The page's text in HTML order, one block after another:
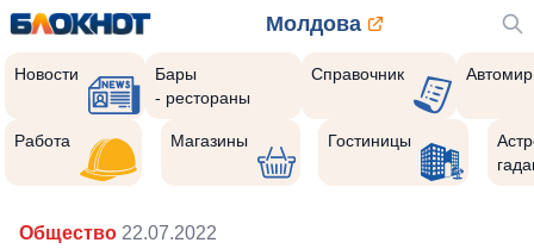
Молдова
Новости
Бары
- рестораны
Справочник Автомир
Работа Магазины Гостиницы
Общество 22.07.2022